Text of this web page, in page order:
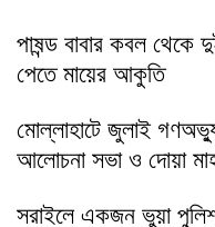
পাষন্ড বাবার কবল থেকে
পেতে মায়ের আকুতি
মোল্লাহাটে জুলাই
আলোচনা সভা ও দোয়া
সরাইলে একজন ভুয়া